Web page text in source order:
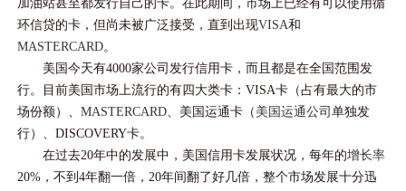
加油站甚至都发行自己的卡。在此期间，市场上已经有可以使用循
环信贷的卡，但尚未被广泛接受，直到出现VISA和
MASTERCARD。
美国今天有4000家公司发行信用卡，而且都是在全国范围发
行。目前美国市场上流行的有四大类卡：VISA卡（占有最大的市
场份额）、MASTERCARD、美国运通卡（ 美国运通公司单独发
行）、DISCOVERY卡。
在过去20年中的发展中，美国信用卡发展状况，每年的增长率
20%，不到4年翻一倍，20年间翻了好几倍，整个市场发展十分迅